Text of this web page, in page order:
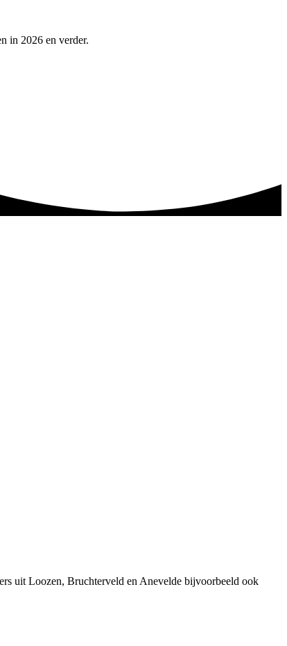
in 2026 en verder.
uit Loozen, Bruchterveld en Anevelde bijvoorbeeld ook